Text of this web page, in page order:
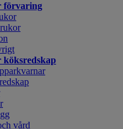
förvaring
köksredskap
vård